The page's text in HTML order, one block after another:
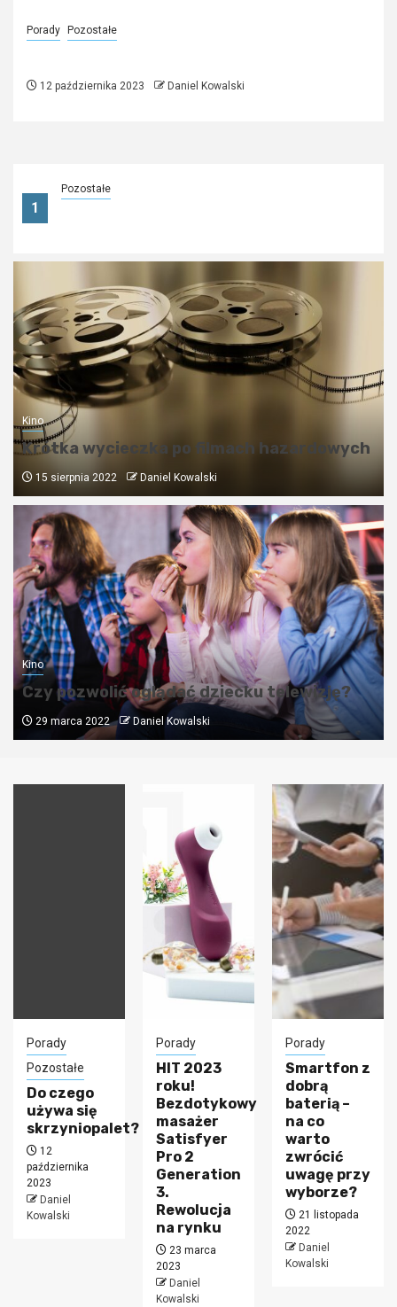
1
Pozostałe
Porady Pozostałe
12 października 2023 Daniel Kowalski
Kino
Krótka wycieczka po filmach hazardowych
15 sierpnia 2022 Daniel Kowalski
Kino
Czy pozwolić oglądać dziecku telewizję?
29 marca 2022 Daniel Kowalski
Porady
Pozostałe
Do czego
używa się
skrzyniopalet?
12
października
2023
Daniel
Kowalski
Porady
HIT 2023
roku!
Bezdotykowy
masażer
Satisfyer
Pro 2
Generation
3.
Rewolucja
na rynku
23 marca
2023
Daniel
Kowalski
Porady
Smartfon z
dobrą
baterią –
na co
warto
zwrócić
uwagę przy
wyborze?
21 listopada
2022
Daniel
Kowalski